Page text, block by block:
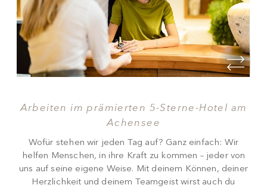
Arbeiten im prämierten 5-Sterne-Hotel am
Achensee
Wofür stehen wir jeden Tag auf? Ganz einfach: Wir
helfen Menschen, in ihre Kraft zu kommen – jeder von
uns auf seine eigene Weise. Mit deinem Können, deiner
Herzlichkeit und deinem Teamgeist wirst auch du